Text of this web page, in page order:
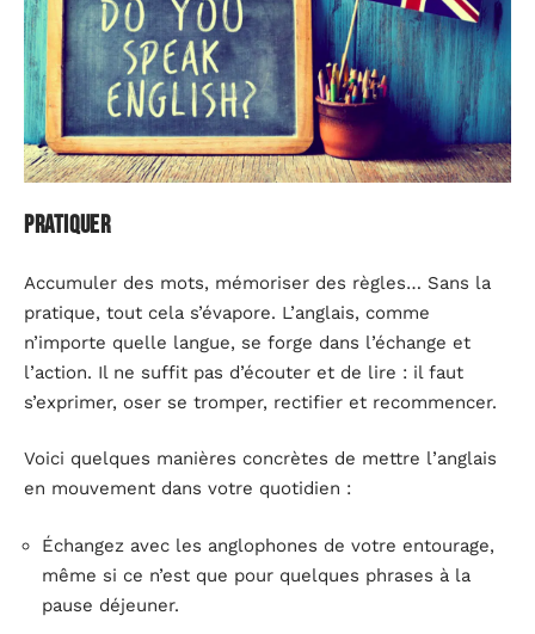
Pratiquer
Accumuler des mots, mémoriser des règles… Sans la
pratique, tout cela s’évapore. L’anglais, comme
n’importe quelle langue, se forge dans l’échange et
l’action. Il ne suffit pas d’écouter et de lire : il faut
s’exprimer, oser se tromper, rectifier et recommencer.
Voici quelques manières concrètes de mettre l’anglais
en mouvement dans votre quotidien :
Échangez avec les anglophones de votre entourage,
même si ce n’est que pour quelques phrases à la
pause déjeuner.